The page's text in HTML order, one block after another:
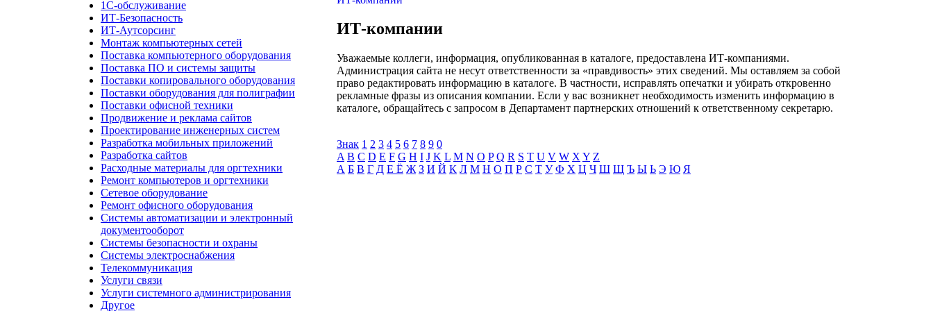
1С-обслуживание
ИТ-Безопасность
ИТ-Аутсорсинг
Монтаж компьютерных сетей
Поставка компьютерного оборудования
Поставка ПО и системы защиты
Поставки копировального оборудования
Поставки оборудования для полиграфии
Поставки офисной техники
Продвижение и реклама сайтов
Проектирование инженерных систем
Разработка мобильных приложений
Разработка сайтов
Расходные материалы для оргтехники
Ремонт компьютеров и оргтехники
Сетевое оборудование
Ремонт офисного оборудования
Системы автоматизации и электронный
документооборот
Системы безопасности и охраны
Системы электроснабжения
Телекоммуникация
Услуги связи
Услуги системного администрирования
Другое
ИТ-компании
Уважаемые коллеги, информация, опубликованная в каталоге, предоставлена ИТ-компаниями.
Администрация сайта не несут ответственности за «правдивость» этих сведений. Мы оставляем за собой
право редактировать информацию в каталоге. В частности, исправлять опечатки и убирать откровенно
рекламные фразы из описания компании. Если у вас возникнет необходимость изменить информацию в
каталоге, обращайтесь с запросом в Департамент партнерских отношений к ответственному секретарю.
Знак 1 2 3 4 5 6 7 8 9 0
A B C D E F G H I J K L M N O P Q R S T U V W X Y Z
А Б В Г Д Е Ё Ж З И Й К Л М Н О П Р С Т У Ф Х Ц Ч Ш Щ Ъ Ы Ь Э Ю Я